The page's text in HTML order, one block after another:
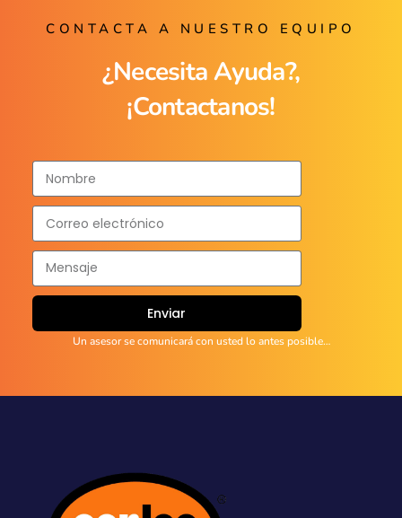
CONTACTA A NUESTRO EQUIPO
¿Necesita Ayuda?,
¡Contactanos!
Enviar
Un asesor se comunicará con usted lo antes posible…